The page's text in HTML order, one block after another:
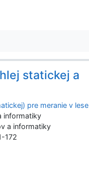
statickej a
pre meranie v lese
informatiky
a informatiky
172